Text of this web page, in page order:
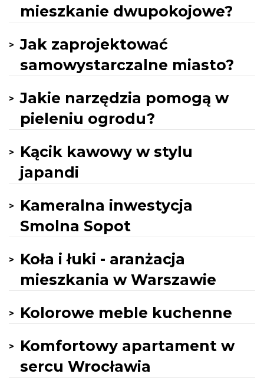
mieszkanie dwupokojowe?
Jak zaprojektować
samowystarczalne miasto?
Jakie narzędzia pomogą w
pieleniu ogrodu?
Kącik kawowy w stylu
japandi
Kameralna inwestycja
Smolna Sopot
Koła i łuki - aranżacja
mieszkania w Warszawie
Kolorowe meble kuchenne
Komfortowy apartament w
sercu Wrocławia